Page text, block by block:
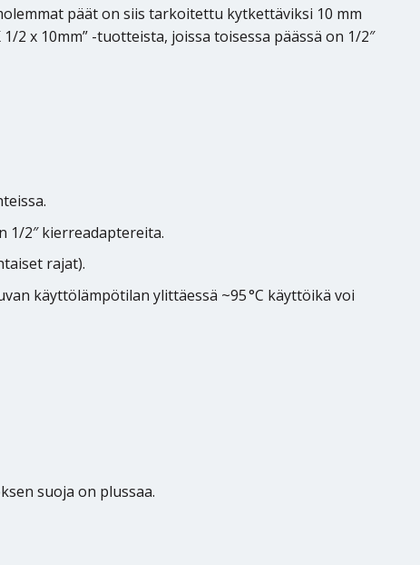
päät on siis tarkoitettu kytkettäviksi 10 mm
2 x 10mm” -tuotteista, joissa toisessa päässä on 1/2″
1/2″ kierreadaptereita.
rajat).
käyttölämpötilan ylittäessä ~95 °C käyttöikä voi
suoja on plussaa.